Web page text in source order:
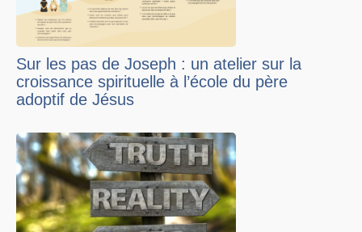
Sur les pas de Joseph : un atelier sur la
croissance spirituelle à l’école du père
adoptif de Jésus